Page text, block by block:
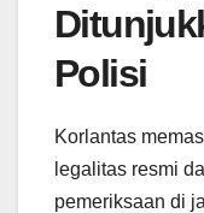
Polisi
Korlantas
legalitas resmi
pemeriksaan di